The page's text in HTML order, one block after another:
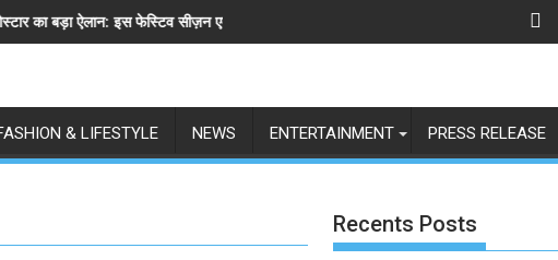
ऐलान: इस फेस्टिव सीज़न एक साथ लॉन्च होंगे बिग बॉस के 6 संस्करण, पेश हुई 'इंडियाज़ बिग्ग रियलिटी'
स्पेन ने अर्जेंटीना को हराकर जीता
& LIFESTYLE NEWS ENTERTAINMENT PRESS RELEASE
Recents Posts